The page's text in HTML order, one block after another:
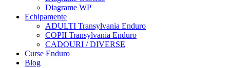
Diagrame WP
Echipamente
ADULTI Transylvania Enduro
COPII Transylvania Enduro
CADOURI / DIVERSE
Curse Enduro
Blog